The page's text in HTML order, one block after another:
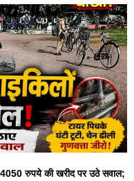
4050 रुपये की खरीद पर उठे सवाल;